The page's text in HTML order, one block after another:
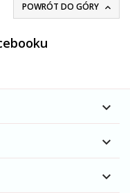
POWRÓT DO GÓRY 


